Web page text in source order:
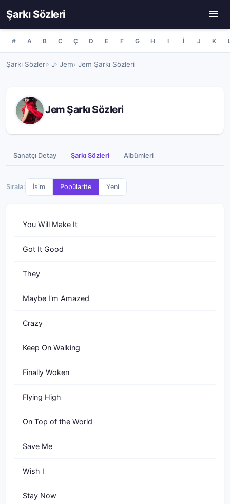
Şarkı Sözleri
# A B C Ç D E F G H I İ J K
Şarkı Sözleri J Jem Jem Şarkı Sözleri
Jem Şarkı Sözleri
Sanatçı Detay Şarkı Sözleri Albümleri
Sırala: İsim Popülarite Yeni
You Will Make It
Got It Good
They
Maybe I'm Amazed
Crazy
Keep On Walking
Finally Woken
Flying High
On Top of the World
Save Me
Wish I
Stay Now